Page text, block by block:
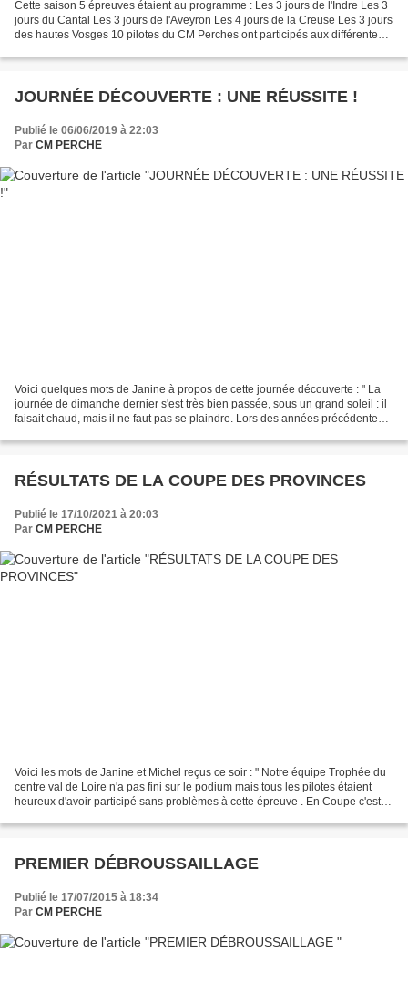
Cette saison 5 épreuves étaient au programme : Les 3 jours de l'Indre Les 3
jours du Cantal Les 3 jours de l'Aveyron Les 4 jours de la Creuse Les 3 jours
des hautes Vosges 10 pilotes du CM Perches ont participés aux différentes
JOURNÉE DÉCOUVERTE : UNE RÉUSSITE !
Publié le 06/06/2019 à 22:03
Par CM PERCHE
Voici quelques mots de Janine à propos de cette journée découverte : " La
journée de dimanche dernier s'est très bien passée, sous un grand soleil : il
faisait chaud, mais il ne faut pas se plaindre. Lors des années précédentes,
RÉSULTATS DE LA COUPE DES PROVINCES
Publié le 17/10/2021 à 20:03
Par CM PERCHE
Voici les mots de Janine et Michel reçus ce soir : " Notre équipe Trophée du
centre val de Loire n'a pas fini sur le podium mais tous les pilotes étaient
heureux d'avoir participé sans problèmes à cette épreuve . En Coupe c'est
PREMIER DÉBROUSSAILLAGE
Publié le 17/07/2015 à 18:34
Par CM PERCHE